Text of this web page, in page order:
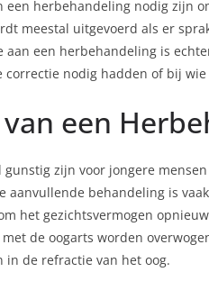
een herbehandeling nodig zijn
meestal uitgevoerd als er
aan een herbehandeling is
nodig hadden of bij
een
gunstig zijn voor jongere
aanvullende behandeling is
het gezichtsvermogen
de oogarts worden
de refractie van het oog.